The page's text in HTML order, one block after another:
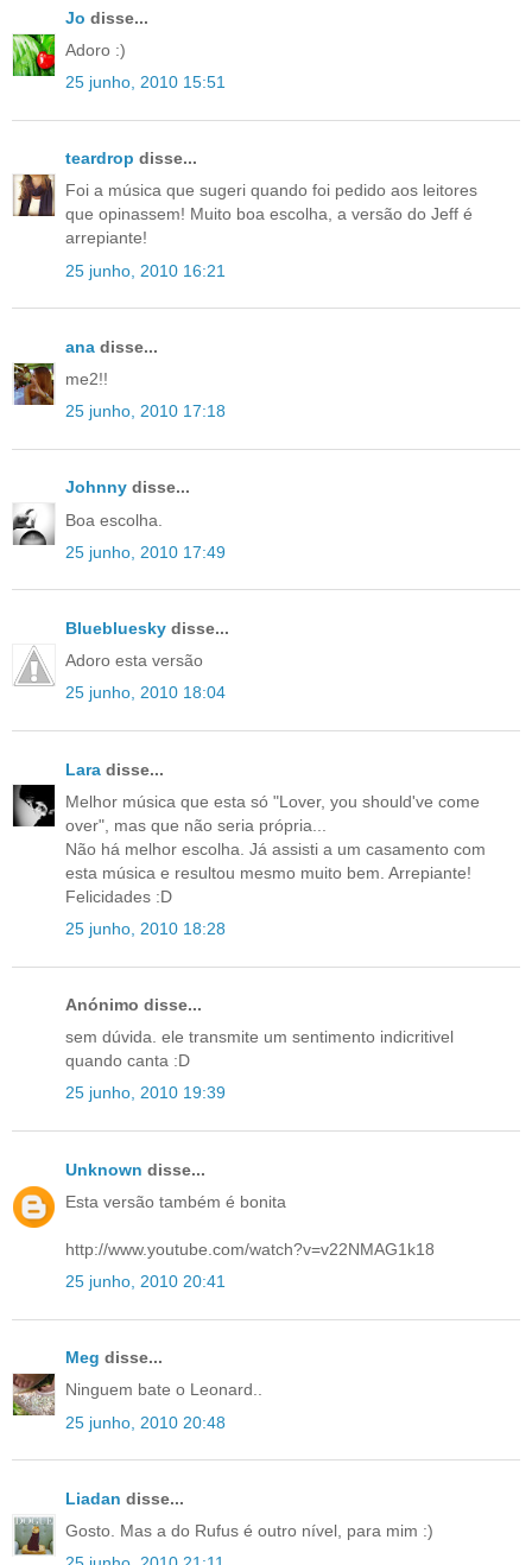
Jo disse...
Adoro :)
25 junho, 2010 15:51
teardrop disse...
Foi a música que sugeri quando foi pedido aos leitores
que opinassem! Muito boa escolha, a versão do Jeff é
arrepiante!
25 junho, 2010 16:21
ana disse...
me2!!
25 junho, 2010 17:18
Johnny disse...
Boa escolha.
25 junho, 2010 17:49
Bluebluesky disse...
Adoro esta versão
25 junho, 2010 18:04
Lara disse...
Melhor música que esta só "Lover, you should've come
over", mas que não seria própria...
Não há melhor escolha. Já assisti a um casamento com
esta música e resultou mesmo muito bem. Arrepiante!
Felicidades :D
25 junho, 2010 18:28
Anónimo disse...
sem dúvida. ele transmite um sentimento indicritivel
quando canta :D
25 junho, 2010 19:39
Unknown disse...
Esta versão também é bonita
http://www.youtube.com/watch?v=v22NMAG1k18
25 junho, 2010 20:41
Meg disse...
Ninguem bate o Leonard..
25 junho, 2010 20:48
Liadan disse...
Gosto. Mas a do Rufus é outro nível, para mim :)